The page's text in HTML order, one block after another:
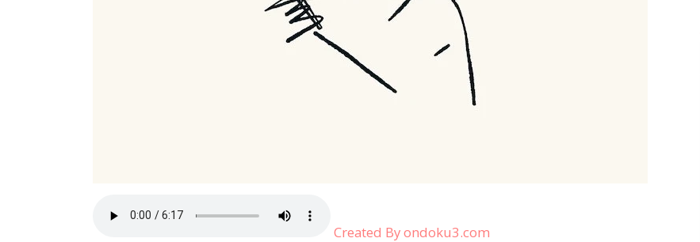
Created By ondoku3.com